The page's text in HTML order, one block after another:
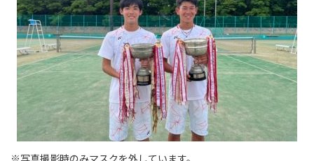
※写真撮影時のみマスクを外しています。